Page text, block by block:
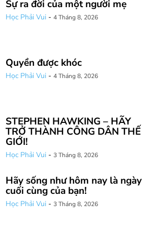
Sự ra đời của một người mẹ
Học Phải Vui - 4 Tháng 8, 2026
Quyền được khóc
Học Phải Vui - 4 Tháng 8, 2026
STEPHEN HAWKING – HÃY
TRỞ THÀNH CÔNG DÂN THẾ
GIỚI!
Học Phải Vui - 3 Tháng 8, 2026
Hãy sống như hôm nay là ngày
cuối cùng của bạn!
Học Phải Vui - 3 Tháng 8, 2026